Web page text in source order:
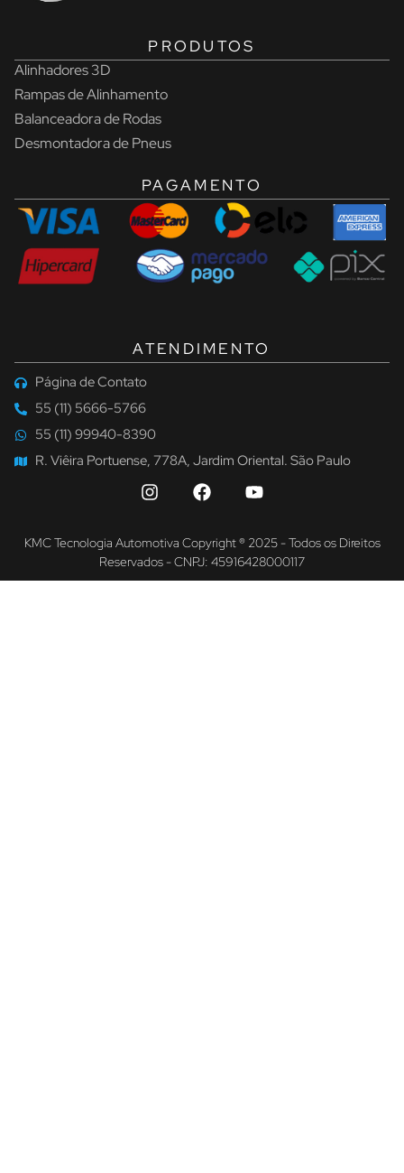
PRODUTOS
Alinhadores 3D
Rampas de Alinhamento
Balanceadora de Rodas
Desmontadora de Pneus
PAGAMENTO
ATENDIMENTO
Página de Contato
55 (11) 5666-5766
55 (11) 99940-8390
R. Viêira Portuense, 778A, Jardim Oriental. São Paulo
KMC Tecnologia Automotiva Copyright ® 2025 - Todos os Direitos
Reservados - CNPJ: 45916428000117